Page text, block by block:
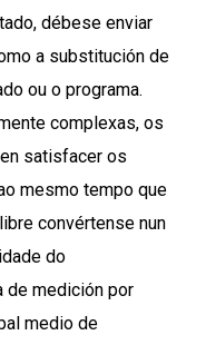
débese enviar
a substitución de
ou o programa.
complexas, os
satisfacer os
mesmo tempo que
convértense nun
do
de medición por
medio de